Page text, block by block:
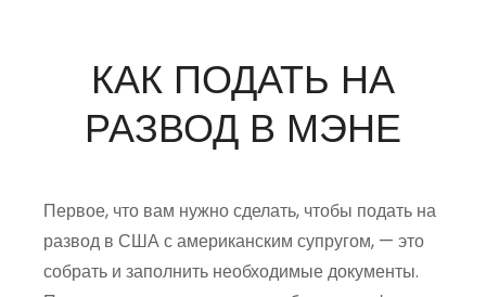
КАК ПОДАТЬ НА
РАЗВОД В МЭНЕ
Первое, что вам нужно сделать, чтобы подать на
развод в США с американским супругом, — это
собрать и заполнить необходимые документы.